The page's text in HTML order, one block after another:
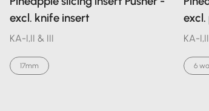
excl. knife insert
KA-I,II & III
17mm
excl.
KA-
6